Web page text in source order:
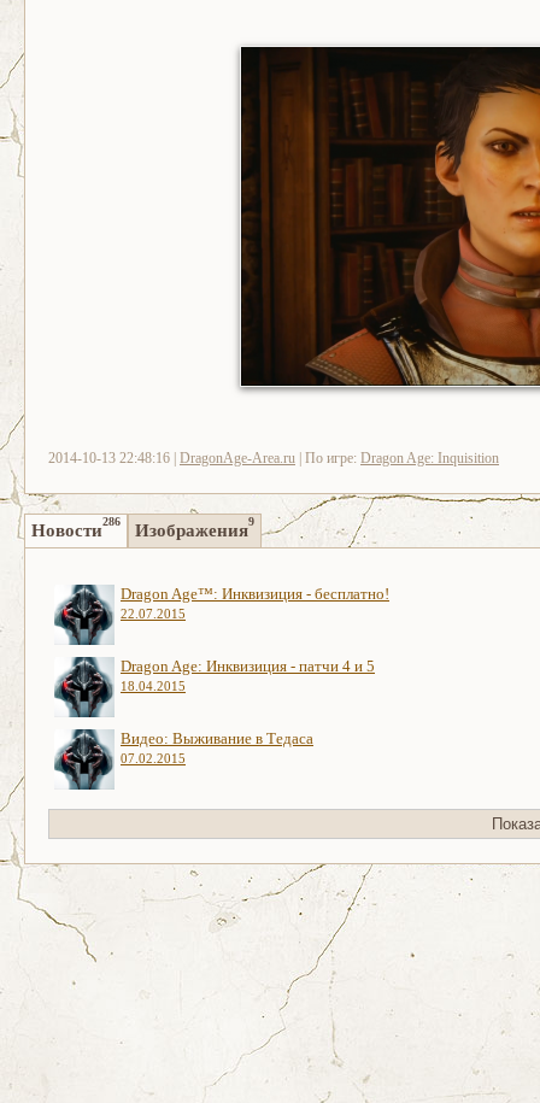
2014-10-13 22:48:16 | DragonAge-Area.ru | По игре: Dragon Age: Inquisition
Новости286 Изображения9
Dragon Age™: Инквизиция - бесплатно!
22.07.2015
Dragon Age: Инквизиция - патчи 4 и 5
18.04.2015
Видео: Выживание в Тедаса
07.02.2015